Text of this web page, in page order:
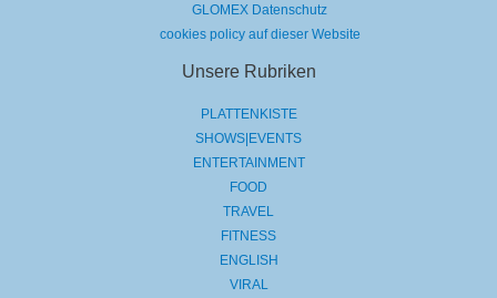
GLOMEX Datenschutz
cookies policy auf dieser Website
Unsere Rubriken
PLATTENKISTE
SHOWS|EVENTS
ENTERTAINMENT
FOOD
TRAVEL
FITNESS
ENGLISH
VIRAL